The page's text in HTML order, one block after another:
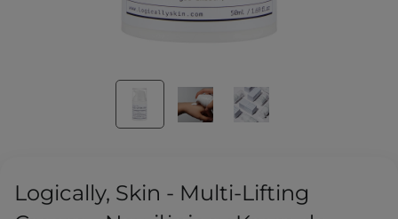
Logically, Skin - Multi-Lifting